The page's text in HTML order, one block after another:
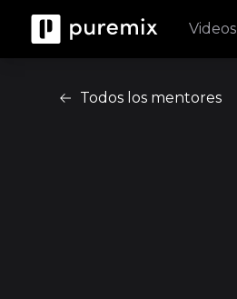
Videos
Todos los mentores